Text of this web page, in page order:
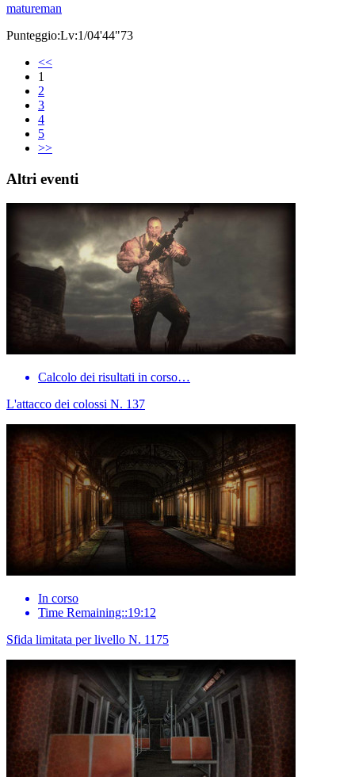
matureman
Punteggio:Lv:1/04'44"73
<<
1
2
3
4
5
>>
Altri eventi
Calcolo dei risultati in corso…
L'attacco dei colossi N. 137
In corso
Time Remaining::19:12
Sfida limitata per livello N. 1175